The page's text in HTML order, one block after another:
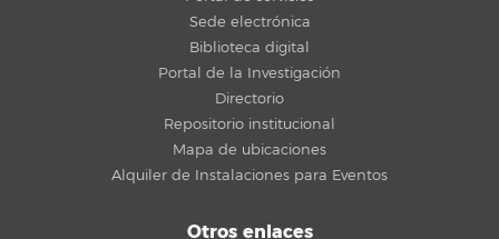
Sede electrónica
Biblioteca digital
Portal de la Investigación
Directorio
Repositorio institucional
Mapa de ubicaciones
Alquiler de Instalaciones para Eventos
Otros enlaces